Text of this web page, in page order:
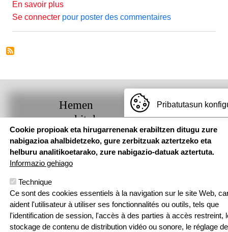
En savoir plussur RENCONTRES INTERSCOLAIRES
Se connecter pour poster des commentaires
Hemen
aurkituko
gaituzu
Pouponniere
Bidea, 64250
24 | F: 05 59
52 88 87
Sarean
Webgune hau Ikastolen Elkarteak garatu
Pribatutasun
Cookie propioak eta hirugarrenenak erabiltzen ditugu zure
nabigazioa ahalbidetzeko, gure zerbitzuak aztertzeko eta
helburu analitikoetarako, zure nabigazio-datuak aztertuta.
Informazio gehiago
Technique
Ce sont des cookies essentiels à la navigation sur le site Web,
aident l'utilisateur à utiliser ses fonctionnalités ou outils, tels que
l'identification de session, l'accès à des parties à accès restreint,
stockage de contenu de distribution vidéo ou sonore, le réglage